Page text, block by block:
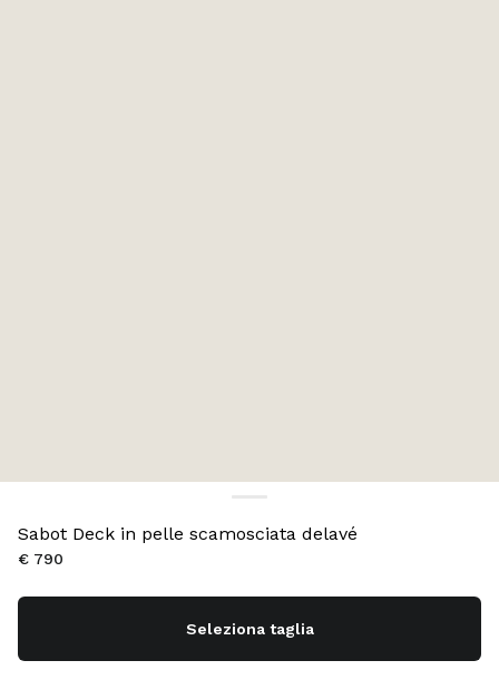
Sabot Deck in pelle scamosciata delavé
€ 790
Seleziona taglia